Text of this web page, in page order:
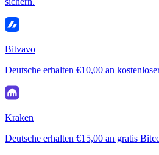
Bitvavo
Deutsche erhalten €10,00 an
Kraken
Deutsche erhalten €15,00 an gratis